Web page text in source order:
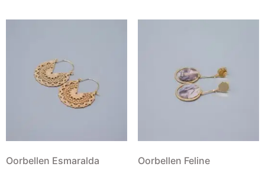
Oorbellen Esmaralda Oorbellen Feline